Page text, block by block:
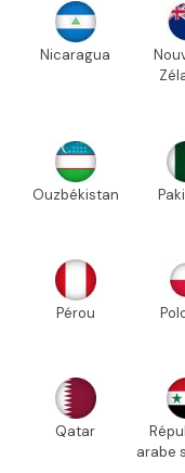
Nicaragua
Ouzbékistan
Pérou
Qatar
arabe